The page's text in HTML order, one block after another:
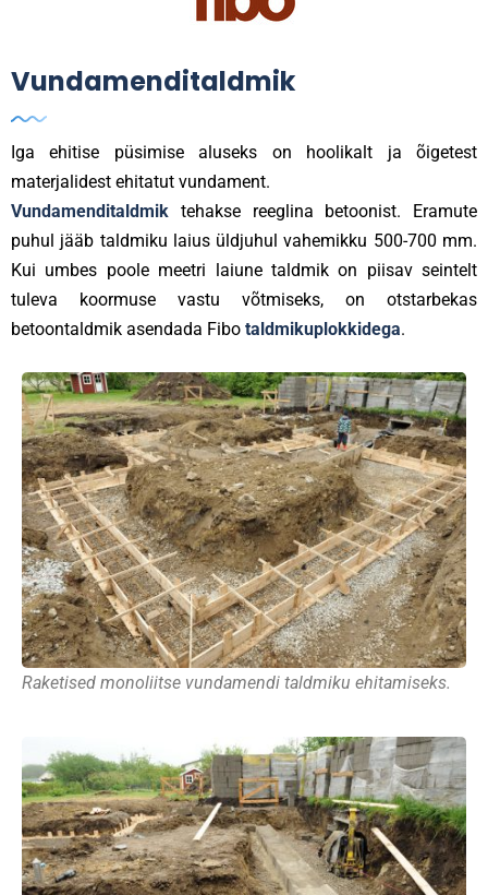
Vundamenditaldmik
Iga ehitise püsimise aluseks on hoolikalt ja õigetest
materjalidest ehitatut vundament.
Vundamenditaldmik tehakse reeglina betoonist. Eramute
puhul jääb taldmiku laius üldjuhul vahemikku 500-700 mm.
Kui umbes poole meetri laiune taldmik on piisav seintelt
tuleva koormuse vastu võtmiseks, on otstarbekas
betoontaldmik asendada Fibo taldmikuplokkidega.
Raketised monoliitse vundamendi taldmiku ehitamiseks.